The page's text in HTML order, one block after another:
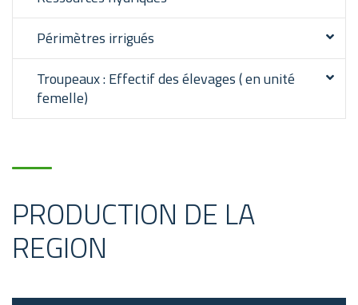
Périmètres irrigués
Troupeaux : Effectif des élevages ( en unité
femelle)
PRODUCTION DE LA
REGION